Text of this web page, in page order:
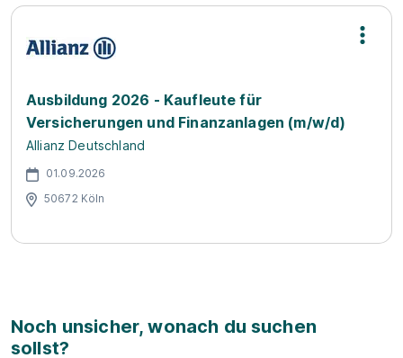
Ausbildung 2026 - Kaufleute für
Versicherungen und Finanzanlagen (m/w/d)
Allianz Deutschland
01.09.2026
50672 Köln
Noch unsicher, wonach du suchen
sollst?